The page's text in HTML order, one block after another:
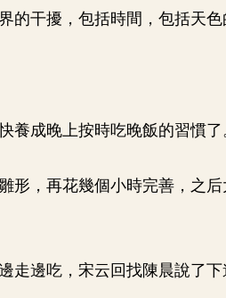
干擾，包括時間，包括天色
成晚上按時吃晚飯的習慣了
形，再花幾個小時完善，之
邊吃，宋云回找陳晨說了下